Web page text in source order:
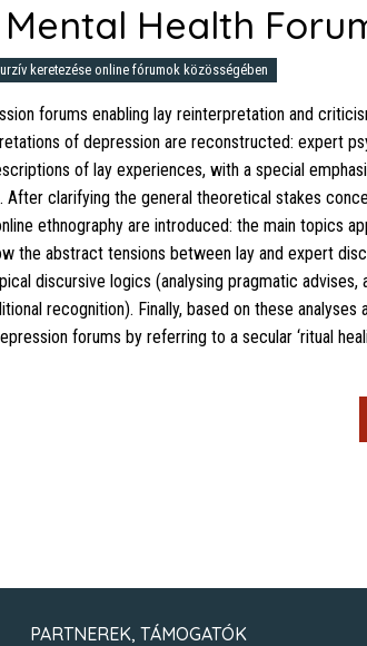
Health
keretezése online fórumok közösségében
forums enabling lay reinterpretation and
of depression are reconstructed: expert
of lay experiences, with a special
clarifying the general theoretical stakes
ethnography are introduced: the main topics
the abstract tensions between lay and expert
discursive logics (analysing pragmatic
recognition). Finally, based on these
forums by referring to a secular ‘ritual
PARTNEREK, TÁMOGATÓK